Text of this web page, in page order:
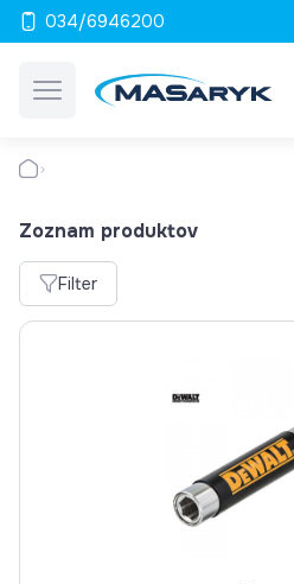
034/6946200
Zoznam produktov
Filter